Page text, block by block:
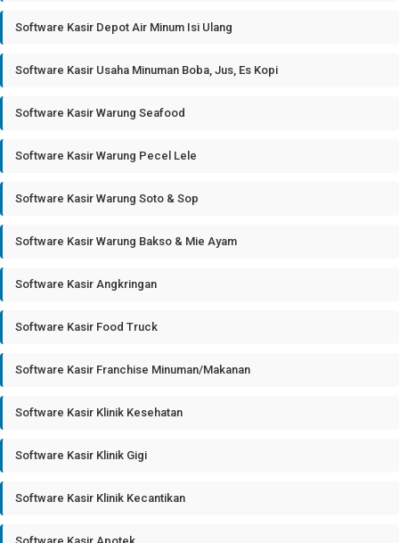
Software Kasir Depot Air Minum Isi Ulang
Software Kasir Usaha Minuman Boba, Jus, Es Kopi
Software Kasir Warung Seafood
Software Kasir Warung Pecel Lele
Software Kasir Warung Soto & Sop
Software Kasir Warung Bakso & Mie Ayam
Software Kasir Angkringan
Software Kasir Food Truck
Software Kasir Franchise Minuman/Makanan
Software Kasir Klinik Kesehatan
Software Kasir Klinik Gigi
Software Kasir Klinik Kecantikan